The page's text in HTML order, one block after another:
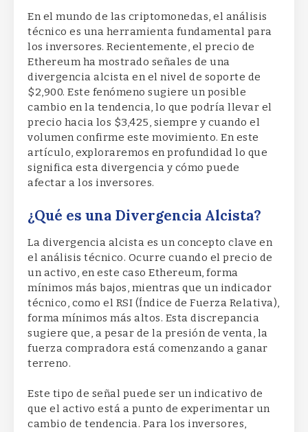
En el mundo de las criptomonedas, el análisis
técnico es una herramienta fundamental para
los inversores. Recientemente, el precio de
Ethereum ha mostrado señales de una
divergencia alcista en el nivel de soporte de
$2,900. Este fenómeno sugiere un posible
cambio en la tendencia, lo que podría llevar el
precio hacia los $3,425, siempre y cuando el
volumen confirme este movimiento. En este
artículo, exploraremos en profundidad lo que
significa esta divergencia y cómo puede
afectar a los inversores.
¿Qué es una Divergencia Alcista?
La divergencia alcista es un concepto clave en
el análisis técnico. Ocurre cuando el precio de
un activo, en este caso Ethereum, forma
mínimos más bajos, mientras que un indicador
técnico, como el RSI (Índice de Fuerza Relativa),
forma mínimos más altos. Esta discrepancia
sugiere que, a pesar de la presión de venta, la
fuerza compradora está comenzando a ganar
terreno.
Este tipo de señal puede ser un indicativo de
que el activo está a punto de experimentar un
cambio de tendencia. Para los inversores,